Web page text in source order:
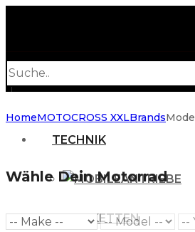
search
TECHNIK
ANTRIEBE
KETTEN
HomeMOTOCROSS XXLBrands
Wähle Dein Motorrad